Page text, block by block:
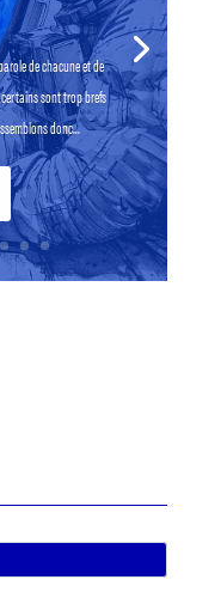
de chacune et de
sont trop brefs
donc...